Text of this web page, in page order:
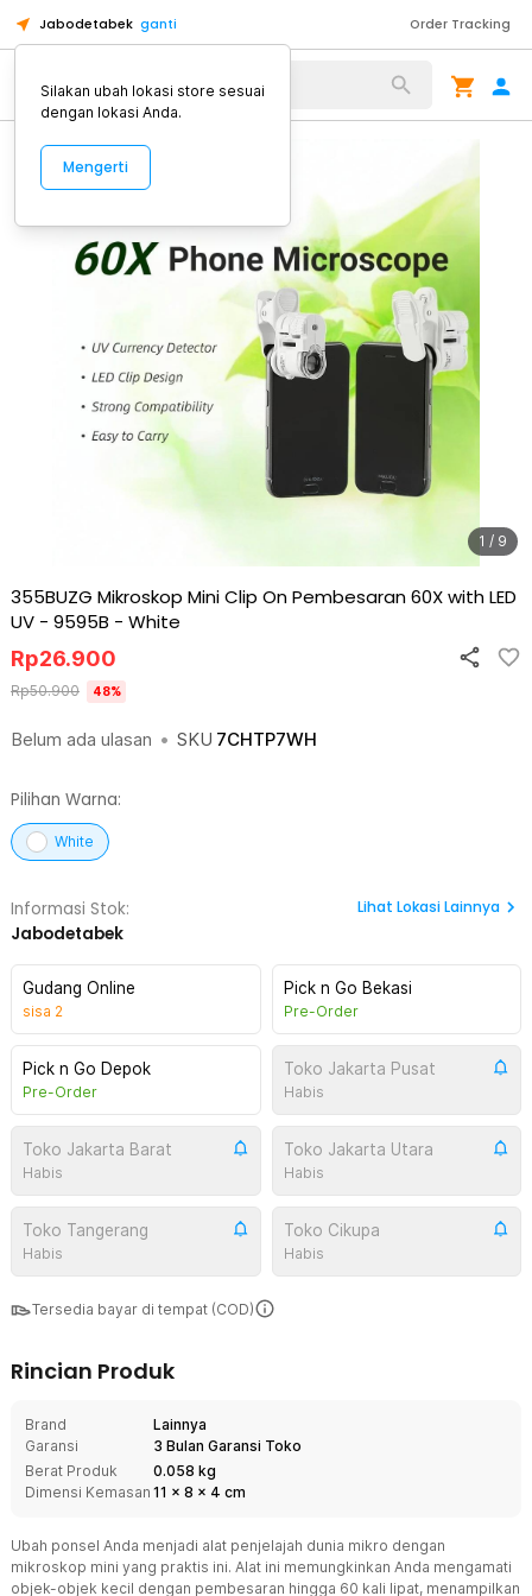
Jabodetabek ganti Order Tracking
Alat Kopi
1 / 9
355BUZG Mikroskop Mini Clip On Pembesaran 60X with LED
UV - 9595B - White
Belum ada ulasan • SKU 7CHTP7WH
Rp26.900
Rp50.900 48%
Pilihan Warna:
White
Informasi Stok:
Jabodetabek
Lihat Lokasi Lainnya
Gudang Online
sisa 2
Pick n Go Bekasi
Pre-Order
Pick n Go Depok
Pre-Order
Toko Jakarta Pusat
Habis
Toko Jakarta Barat
Habis
Toko Jakarta Utara
Habis
Toko Tangerang
Habis
Toko Cikupa
Habis
Tersedia bayar di tempat (COD)
Rincian Produk
Brand
Lainnya
Garansi
3 Bulan Garansi Toko
Berat Produk
0.058 kg
Dimensi Kemasan 11 x 8 x 4 cm
Ubah ponsel Anda menjadi alat penjelajah dunia mikro dengan
mikroskop mini yang praktis ini. Alat ini memungkinkan Anda mengamati
objek-objek kecil dengan pembesaran hingga 60 kali lipat, menampilkan
Silakan ubah lokasi store sesuai
dengan lokasi Anda.
Mengerti